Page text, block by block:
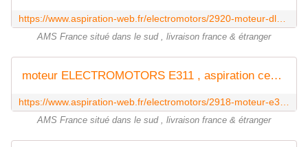
AMS France situé dans le sud , livraison france & étranger
moteur ELECTROMOTORS E311 , aspiration centralisée
AMS France situé dans le sud , livraison france & étranger